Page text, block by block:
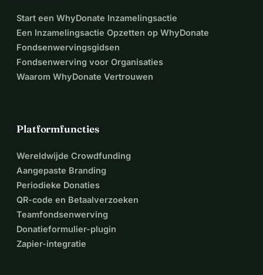
Start een WhyDonate Inzamelingsactie
Een Inzamelingsactie Opzetten op WhyDonate
Fondsenwervingsgidsen
Fondsenwerving voor Organisaties
Waarom WhyDonate Vertrouwen
Platformfuncties
Wereldwijde Crowdfunding
Aangepaste Branding
Periodieke Donaties
QR-code en Betaalverzoeken
Teamfondsenwerving
Donatieformulier-plugin
Zapier-integratie